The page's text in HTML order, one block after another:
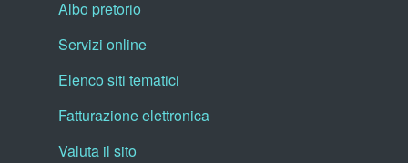
Albo pretorio
Servizi online
Elenco siti tematici
Fatturazione elettronica
Valuta il sito